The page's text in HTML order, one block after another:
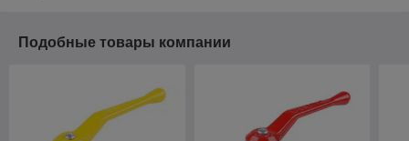
Подобные товары компании